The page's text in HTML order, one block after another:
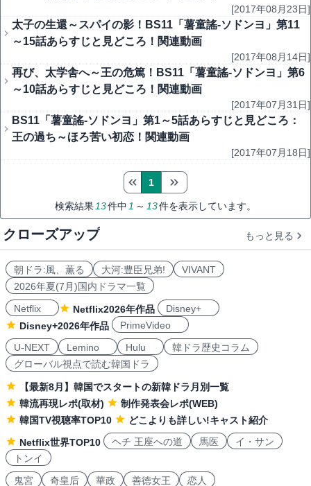
[2017年08月23日]
太子の生還～スパイの影！BS11「薯童謠-ソドンヨ」第11
～15話あらすじと見どころ！関連動画
[2017年08月14日]
再び、太学舎へ～王の危篤！BS11「薯童謠-ソドンヨ」第6
～10話あらすじと見どころ！関連動画
[2017年07月31日]
BS11「薯童謠-ソドンヨ」第1～5話あらすじと見どころ：
王の過ち～ほろ苦い初恋！関連動画
[2017年07月18日]
検索結果 13件中 1 ～ 13件を表示しています。
1
クローズアップ もっと見る
朝ドラ:風、薫る 大河:豊臣兄弟!
VIVANT
2026年夏(7月)国内ドラマ一覧
Netflix
Netflix2026年作品
Disney+
Disney+2026年作品
PrimeVideo
U-NEXT
Lemino Hulu
韓ドラ歴史コラム
グローバル視点で読む韓国ドラ
【最新8月】韓国でスタートの新韓ドラ月別一覧
韓流再現レポ(取材)
制作発表会レポ(WEB)
韓国TV視聴率TOP10
どこよりも詳しい!キャスト紹介
Netflix世界TOP10
ヘチ 王座への道 馬医
イ・サン
トンイ
鬼宮
奇皇后 華政 善徳女王 恋人